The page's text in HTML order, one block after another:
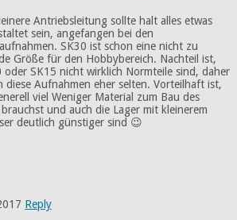
Antriebsleitung sollte halt alles etwas
sein, angefangen bei den
SK30 ist schon eine nicht zu
Größe für den Hobbybereich. Nachteil ist,
oder SK15 nicht wirklich Normteile sind, daher
diese Aufnahmen eher selten. Vorteilhaft ist,
viel Weniger Material zum Bau des
brauchst und auch die Lager mit kleinerem
deutlich günstiger sind 😉
Reply